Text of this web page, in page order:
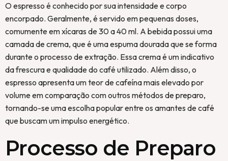
O espresso é conhecido por sua intensidade e corpo
encorpado. Geralmente, é servido em pequenas doses,
comumente em xícaras de 30 a 40 ml. A bebida possui uma
camada de crema, que é uma espuma dourada que se forma
durante o processo de extração. Essa crema é um indicativo
da frescura e qualidade do café utilizado. Além disso, o
espresso apresenta um teor de cafeína mais elevado por
volume em comparação com outros métodos de preparo,
tornando-se uma escolha popular entre os amantes de café
que buscam um impulso energético.
Processo de Preparo